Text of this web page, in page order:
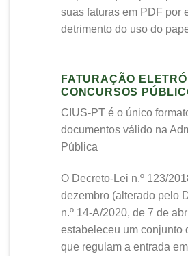
suas faturas em PDF por
detrimento do uso do
FATURAÇÃO
CONCURSOS
CIUS-PT é o único
documentos válido na
Pública
O Decreto-Lei n.º 123/
dezembro (alterado pelo
n.º 14-A/2020, de 7 de
estabeleceu um conjunto
que regulam a entrada